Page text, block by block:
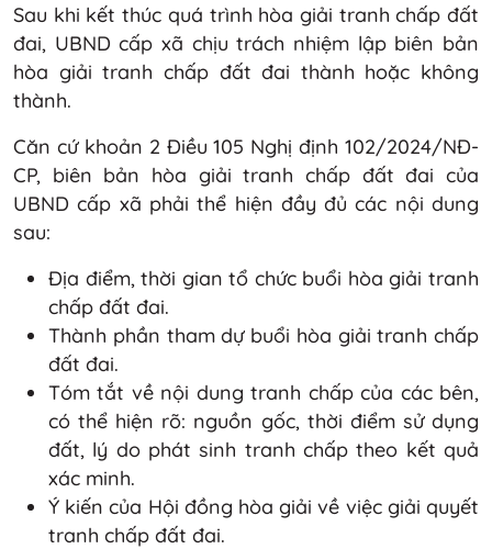
Sau khi kết thúc quá trình hòa giải tranh chấp đất
đai, UBND cấp xã chịu trách nhiệm lập biên bản
hòa giải tranh chấp đất đai thành hoặc không
thành.
Căn cứ khoản 2 Điều 105 Nghị định 102/2024/NĐ-
CP, biên bản hòa giải tranh chấp đất đai của
UBND cấp xã phải thể hiện đầy đủ các nội dung
sau:
Địa điểm, thời gian tổ chức buổi hòa giải tranh
chấp đất đai.
Thành phần tham dự buổi hòa giải tranh chấp
đất đai.
Tóm tắt về nội dung tranh chấp của các bên,
có thể hiện rõ: nguồn gốc, thời điểm sử dụng
đất, lý do phát sinh tranh chấp theo kết quả
xác minh.
Ý kiến của Hội đồng hòa giải về việc giải quyết
tranh chấp đất đai.